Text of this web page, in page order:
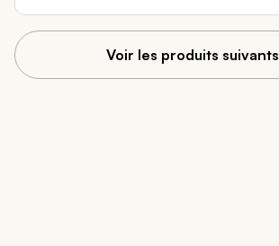
Voir les produits suivants